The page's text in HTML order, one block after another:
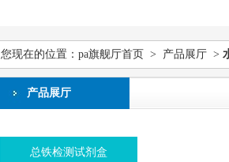
您现在的位置： pa旗舰厅首页 > 产品展厅 >
产品展厅
总铁检测试剂盒